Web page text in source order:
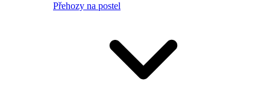
Přehozy na postel